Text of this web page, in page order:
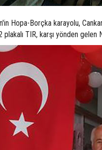
Hopa-Borçka karayolu,
plakalı TIR, karşı yönden